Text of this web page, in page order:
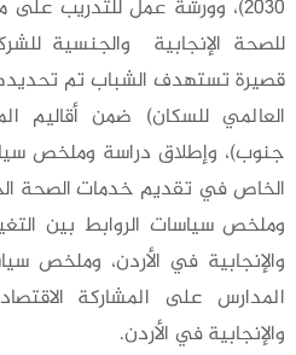
2030)، وورشة عمل للتدريب
للصحة الإنجابية والجنسية
قصيرة تستهدف الشباب تم
العالمي للسكان) ضمن أقاليم
جنوب)، وإطلاق دراسة وملخص
الخاص في تقديم خدمات الصحة
وملخص سياسات الروابط بين
والإنجابية في الأردن، وملخص
المدارس على المشاركة
والإنجابية في الأردن.